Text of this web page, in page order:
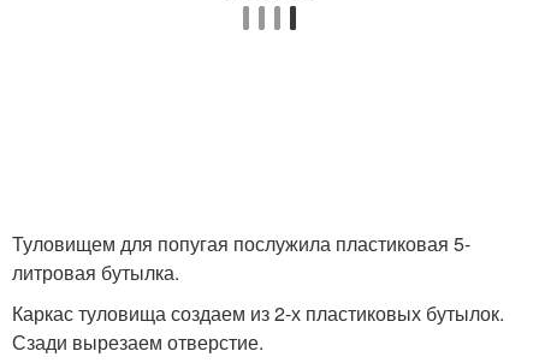
Туловищем для попугая послужила пластиковая 5-
литровая бутылка.
Каркас туловища создаем из 2-х пластиковых бутылок.
Сзади вырезаем отверстие.